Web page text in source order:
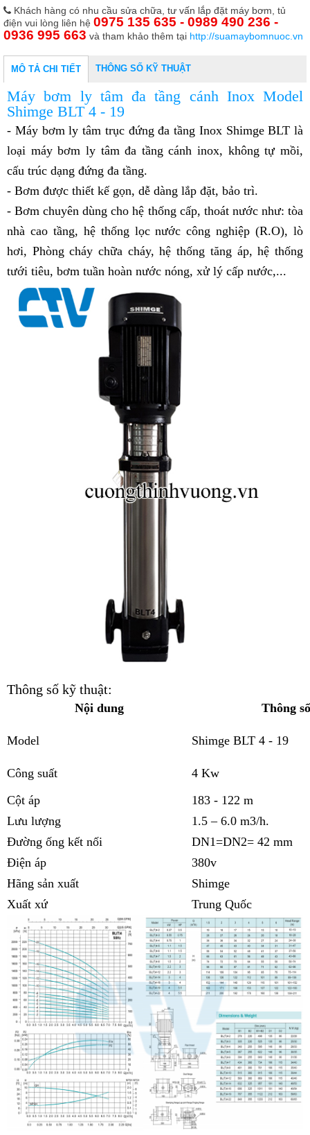
Khách hàng có nhu cầu sửa chữa, tư vấn lắp đặt máy bơm, tủ
điện vui lòng liên hệ 0975 135 635 - 0989 490 236 -
0936 995 663 và tham khảo thêm tại http://suamaybomnuoc.vn
MÔ TẢ CHI TIẾT THÔNG SỐ KỸ THUẬT
Máy bơm ly tâm đa tầng cánh Inox Model
Shimge BLT 4 - 19
- Máy bơm ly tâm trục đứng đa tầng Inox Shimge BLT là
loại máy bơm ly tâm đa tầng cánh inox, không tự mồi,
cấu trúc dạng đứng đa tầng.
- Bơm được thiết kế gọn, dễ dàng lắp đặt, bảo trì.
- Bơm chuyên dùng cho hệ thống cấp, thoát nước như: tòa
nhà cao tầng, hệ thống lọc nước công nghiệp (R.O), lò
hơi, Phòng cháy chữa cháy, hệ thống tăng áp, hệ thống
tưới tiêu, bơm tuần hoàn nước nóng, xử lý cấp nước,...
Thông số kỹ thuật:
Nội dung Thông số
Model Shimge BLT 4 - 19
Công suất
4 Kw
Cột áp
183 - 122 m
Lưu lượng
1.5 – 6.0 m3/h.
Đường ống kết nối
DN1=DN2= 42 mm
Điện áp
380v
Hãng sản xuất
Shimge
Xuất xứ
Trung Quốc